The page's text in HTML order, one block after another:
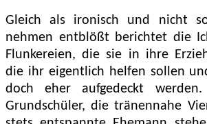
–
Nina
Massek
Gleich als ironisch und nicht
nehmen entblößt berichtet die
Flunkereien, die sie in ihre
die ihr eigentlich helfen sollen
doch eher aufgedeckt
Grundschüler, die tränennahe